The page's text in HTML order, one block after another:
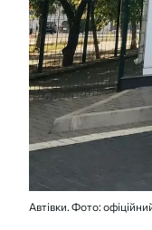
Автівки. Фото: